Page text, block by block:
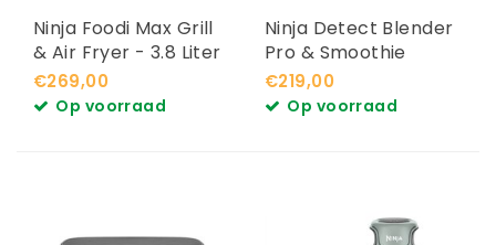
Ninja Foodi Max Grill
& Air Fryer - 3.8 Liter
DG551EU
€269,00
Op voorraad
Ninja Detect Blender
Pro & Smoothie
Maker TB301EU
€219,00
Op voorraad